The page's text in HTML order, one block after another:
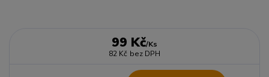
99 Kč/Ks
82 Kč bez DPH